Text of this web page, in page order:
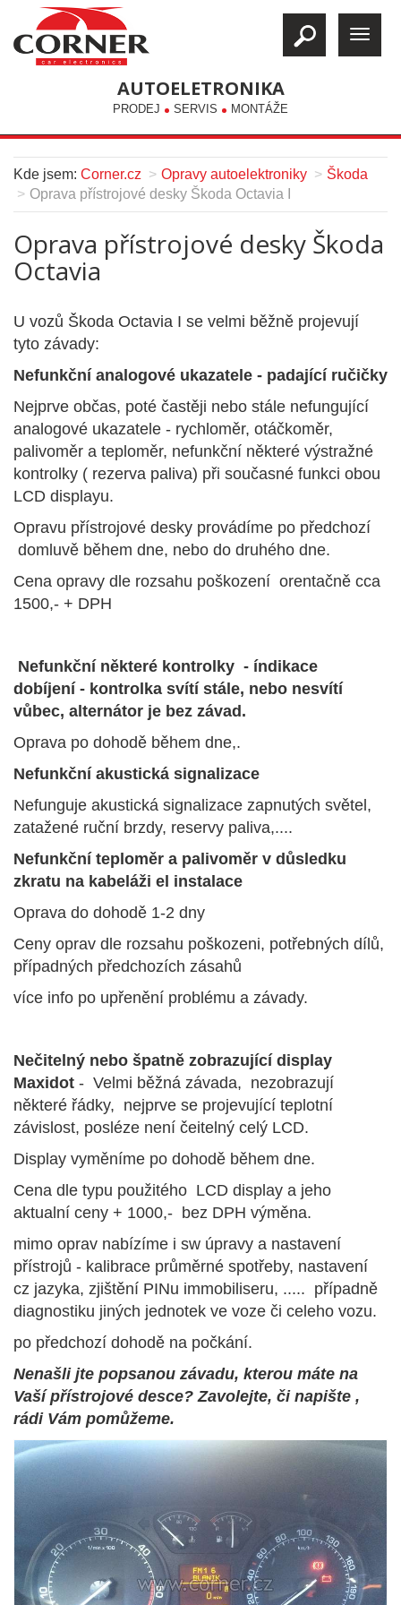
AUTOELETRONIKA
PRODEJ SERVIS MONTÁŽE
Kde jsem: Corner.cz Opravy autoelektroniky
Škoda
Oprava přístrojové desky Škoda Octavia I
Oprava přístrojové desky Škoda
Octavia
U vozů Škoda Octavia I se velmi běžně projevují
tyto závady:
Nefunkční analogové ukazatele - padající ručičky
Nejprve občas, poté častěji nebo stále nefungující
analogové ukazatele - rychloměr, otáčkoměr,
palivoměr a teploměr, nefunkční některé výstražné
kontrolky ( rezerva paliva) při současné funkci obou
LCD displayu.
Opravu přístrojové desky provádíme po předchozí
domluvě během dne, nebo do druhého dne.
Cena opravy dle rozsahu poškození orentačně cca
1500,- + DPH
Nefunkční některé kontrolky - índikace
dobíjení - kontrolka svítí stále, nebo nesvítí
vůbec, alternátor je bez závad.
Oprava po dohodě během dne,.
Nefunkční akustická signalizace
Nefunguje akustická signalizace zapnutých světel,
zatažené ruční brzdy, reservy paliva,....
Nefunkční teploměr a palivoměr v důsledku
zkratu na kabeláži el instalace
Oprava do dohodě 1-2 dny
Ceny oprav dle rozsahu poškozeni, potřebných dílů,
případných předchozích zásahů
více info po upřenění problému a závady.
Nečitelný nebo špatně zobrazující display
Maxidot - Velmi běžná závada, nezobrazují
některé řádky, nejprve se projevující teplotní
závislost, posléze není čeitelný celý LCD.
Display vyměníme po dohodě během dne.
Cena dle typu použitého LCD display a jeho
aktualní ceny + 1000,- bez DPH výměna.
mimo oprav nabízíme i sw úpravy a nastavení
přístrojů - kalibrace průměrné spotřeby, nastavení
cz jazyka, zjištění PINu immobiliseru, ..... případně
diagnostiku jiných jednotek ve voze či celeho vozu.
po předchozí dohodě na počkání.
Nenašli jte popsanou závadu, kterou máte na
Vaší přístrojové desce? Zavolejte, či napište ,
rádi Vám pomůžeme.